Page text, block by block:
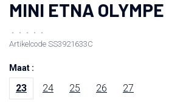
MINI ETNA OLYMPE
• • • •
•
Artikelcode SS3921633C
Maat :
23 24 25 26 27